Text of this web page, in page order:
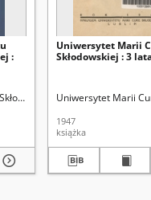
Rudziński, Piotr (1952-)
:
(Lublin). Biblioteka
Uniwersytet Marii
Skłodowskiej : 3
Uniwersytet Marii
1947
książka